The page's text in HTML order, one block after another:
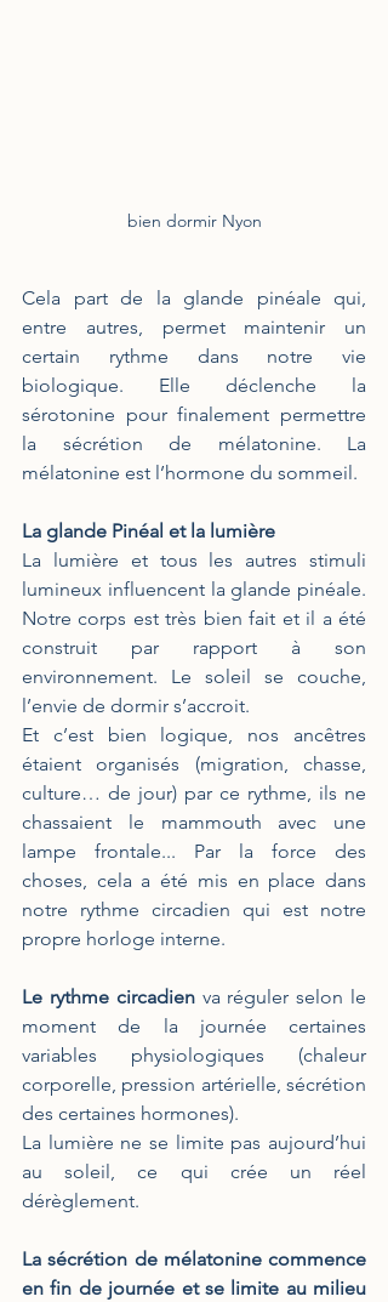
bien dormir Nyon
Cela part de la glande pinéale qui,
entre autres, permet maintenir un
certain rythme dans notre vie
biologique. Elle déclenche la
sérotonine pour finalement permettre
la sécrétion de mélatonine. La
mélatonine est l’hormone du sommeil.
La glande Pinéal et la lumière
La lumière et tous les autres stimuli
lumineux influencent la glande pinéale.
Notre corps est très bien fait et il a été
construit par rapport à son
environnement. Le soleil se couche,
l’envie de dormir s’accroit.
Et c’est bien logique, nos ancêtres
étaient organisés (migration, chasse,
culture… de jour) par ce rythme, ils ne
chassaient le mammouth avec une
lampe frontale... Par la force des
choses, cela a été mis en place dans
notre rythme circadien qui est notre
propre horloge interne.
Le rythme circadien va réguler selon le
moment de la journée certaines
variables physiologiques (chaleur
corporelle, pression artérielle, sécrétion
des certaines hormones).
La lumière ne se limite pas aujourd’hui
au soleil, ce qui crée un réel
dérèglement.
La sécrétion de mélatonine commence
en fin de journée et se limite au milieu